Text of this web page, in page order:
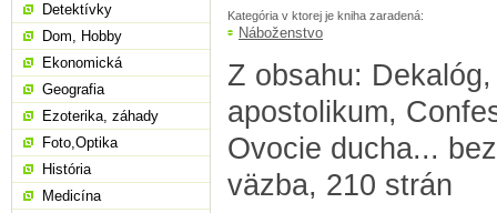
Kategória v ktorej je kniha zaradená:
Náboženstvo
Z obsahu:
apostolikum,
Ovocie ducha...
väzba, 210 strán
Detektívky
Dom, Hobby
Ekonomická
Geografia
Ezoterika, záhady
Foto,Optika
História
Medicína